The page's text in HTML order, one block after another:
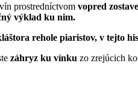
prostredníctvom vopred
výklad ku nim.
rehole piaristov, v tejto
záhryz ku vínku zo zrejúcich